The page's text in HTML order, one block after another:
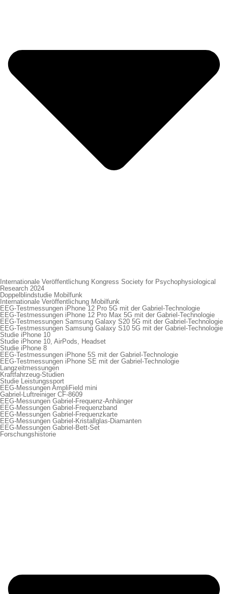
Internationale Veröffentlichung Kongress Society for Psychophysiological
Research 2024
Doppelblindstudie Mobilfunk
Internationale Veröffentlichung Mobilfunk
EEG-Testmessungen iPhone 12 Pro 5G mit der Gabriel-Technologie
EEG-Testmessungen iPhone 12 Pro Max 5G mit der Gabriel-Technologie
EEG-Testmessungen Samsung Galaxy S20 5G mit der Gabriel-Technologie
EEG-Testmessungen Samsung Galaxy S10 5G mit der Gabriel-Technologie
Studie iPhone 10
Studie iPhone 10, AirPods, Headset
Studie iPhone 8
EEG-Testmessungen iPhone 5S mit der Gabriel-Technologie
EEG-Testmessungen iPhone SE mit der Gabriel-Technologie
Langzeitmessungen
Kraftfahrzeug-Studien
Studie Leistungssport
EEG-Messungen AmpliField mini
Gabriel-Luftreiniger CF-8609
EEG-Messungen Gabriel-Frequenz-Anhänger
EEG-Messungen Gabriel-Frequenzband
EEG-Messungen Gabriel-Frequenzkarte
EEG-Messungen Gabriel-Kristallglas-Diamanten
EEG-Messungen Gabriel-Bett-Set
Forschungshistorie